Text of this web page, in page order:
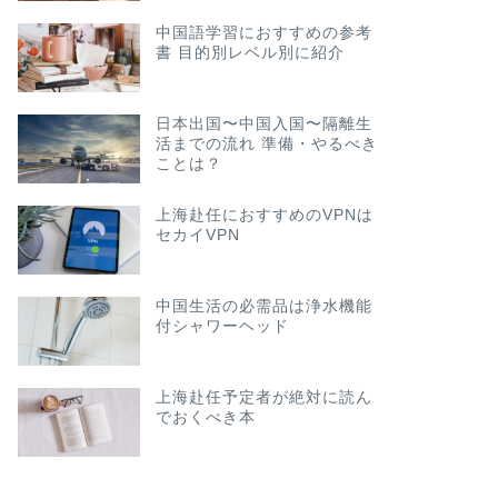
中国語学習におすすめの参考
書 目的別レベル別に紹介
日本出国〜中国入国〜隔離生
活までの流れ 準備・やるべき
ことは？
上海赴任におすすめのVPNは
セカイVPN
中国生活の必需品は浄水機能
付シャワーヘッド
上海赴任予定者が絶対に読ん
でおくべき本